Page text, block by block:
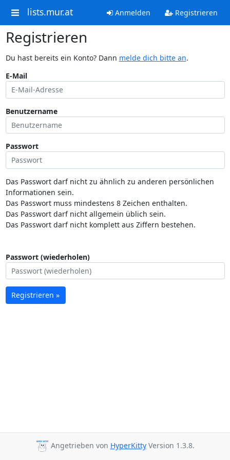
lists.mur.at Anmelden Registrieren
Registrieren
Du hast bereits ein Konto? Dann melde dich bitte an.
E-Mail
Benutzername
Passwort
Das Passwort darf nicht zu ähnlich zu anderen persönlichen
Informationen sein.
Das Passwort muss mindestens 8 Zeichen enthalten.
Das Passwort darf nicht allgemein üblich sein.
Das Passwort darf nicht komplett aus Ziffern bestehen.
Passwort (wiederholen)
Registrieren »
Angetrieben von HyperKittyVersion 1.3.8.